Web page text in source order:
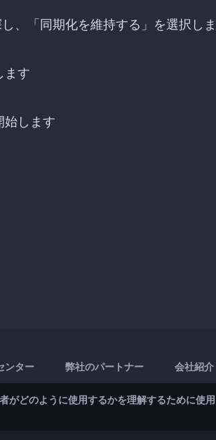
、「同期化を維持する」を選択し
ます
始します
ンター 弊社のパートナー 会社紹介
がどのように使用するかを理解するために使